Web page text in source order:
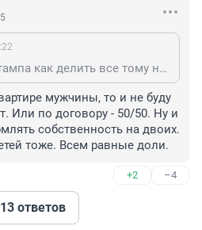
а имущество без штампа как делить все тому на кого она оформлено? а если вы там ремонт делали и деньги вкладывали? вас потом пинком и вы счастливо пойдете дальше?
мужчины, то и не буду
Или по договору - 50/50. Ну и
собственность на двоих.
тоже. Всем равные доли.
+2 –4
ответов